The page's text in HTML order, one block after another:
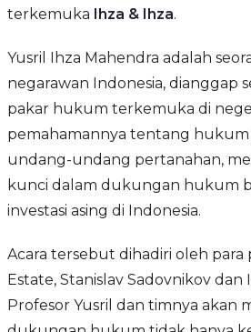
terkemuka Ihza & Ihza.
Yusril Ihza Mahendra adalah
negarawan Indonesia, dianggap
pakar hukum terkemuka di
pemahamannya tentang
undang-undang pertanahan,
kunci dalam dukungan hukum
investasi asing di Indonesia.
Acara tersebut dihadiri oleh
Estate, Stanislav Sadovnikov dan
Profesor Yusril dan timnya akan